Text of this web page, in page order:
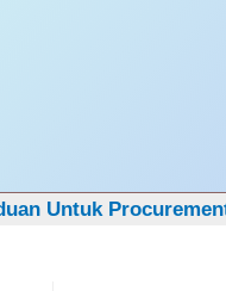
Untuk